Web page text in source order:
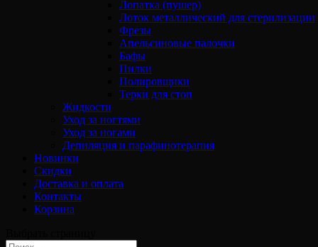
Лопатка (пушер)
Лоток металлический для стерилизации
Фрезы
Апельсиновые палочки
Бафы
Пилки
Полировщики
Терки для стоп
Жидкости
Уход за ногтями
Уход за ногами
Депиляция и парафинотерапия
Новинки
Скидки
Доставка и оплата
Контакты
Корзина